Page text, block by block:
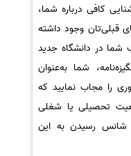
کافی درباره شما،
قبلی‌تان وجود داشته
شما در دانشگاه جدید
شما به‌عنوان
را مجاب نمایید که
تحصیلی یا شغلی
شانس رسیدن به این